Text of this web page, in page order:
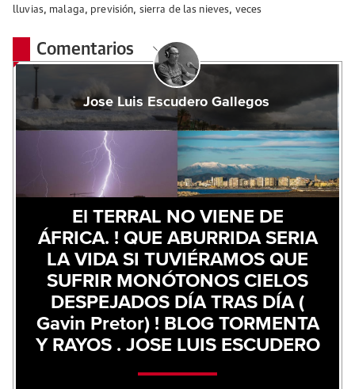
lluvias, malaga, previsión, sierra de las nieves, veces
Comentarios
Jose Luis Escudero Gallegos
El TERRAL NO VIENE DE
ÁFRICA. ! QUE ABURRIDA SERIA
LA VIDA SI TUVIÉRAMOS QUE
SUFRIR MONÓTONOS CIELOS
DESPEJADOS DÍA TRAS DÍA (
Gavin Pretor) ! BLOG TORMENTA
Y RAYOS . JOSE LUIS ESCUDERO